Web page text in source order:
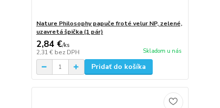
Nature Philosophy papuče froté velur NP, zelené,
uzavretá špička (1 pár)
2,84 €/ks
2,31 € bez DPH Skladom u nás
Pridať do košíka